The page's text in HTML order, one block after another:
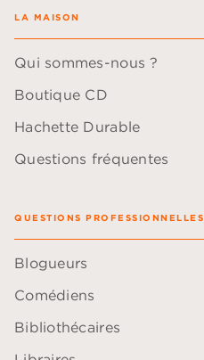
LA MAISON
Qui sommes-nous ?
Boutique CD
Hachette Durable
Questions fréquentes
QUESTIONS PROFESSIONNELLES
Blogueurs
Comédiens
Bibliothécaires